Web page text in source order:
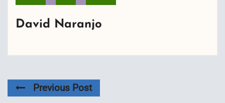
David Naranjo
Previous Post